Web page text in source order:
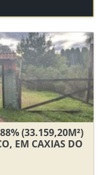
(33.159,20M²)
EM CAXIAS DO